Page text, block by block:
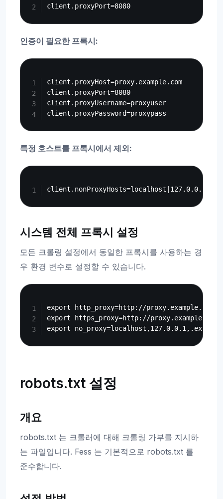
인증이 필요한 프록시:
client.proxyHost=proxy.example.com
client.proxyPort=8080
client.proxyUsername=proxyuser
특정 호스트를 프록시에서 제외:
시스템 전체 프록시 설정
모든 크롤링 설정에서 동일한 프록시를 사용하는 경
우 환경 변수로 설정할 수 있습니다.
export http_proxy=http://
export https_proxy=http://
robots.txt 설정
개요
robots.txt 는 크롤러에 대해 크롤링 가부를 지시하
는 파일입니다. Fess 는 기본적으로 robots.txt 를
준수합니다.